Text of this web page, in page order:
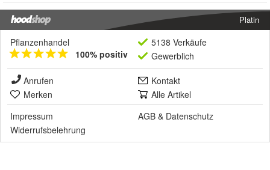
Platin
Pflanzenhandel
100% positiv
5138 Verkäufe
Gewerblich
Anrufen
Kontakt
Merken
Alle Artikel
Impressum
AGB & Datenschutz
Widerrufsbelehrung